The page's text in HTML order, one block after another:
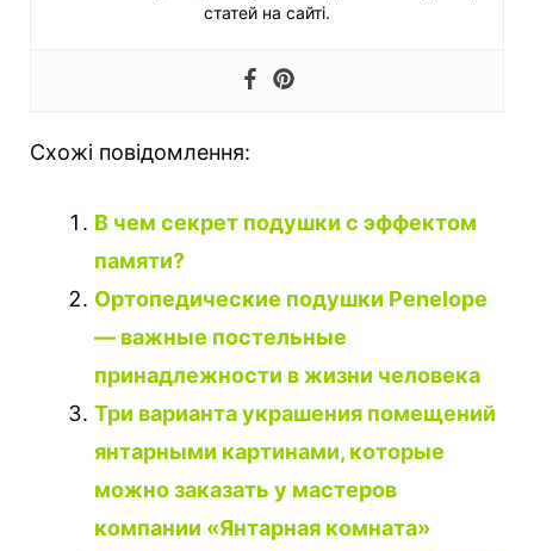
статей на сайті.
Схожі повідомлення:
В чем секрет подушки с эффектом
памяти?
Ортопедические подушки Penelope
— важные постельные
принадлежности в жизни человека
Три варианта украшения помещений
янтарными картинами, которые
можно заказать у мастеров
компании «Янтарная комната»